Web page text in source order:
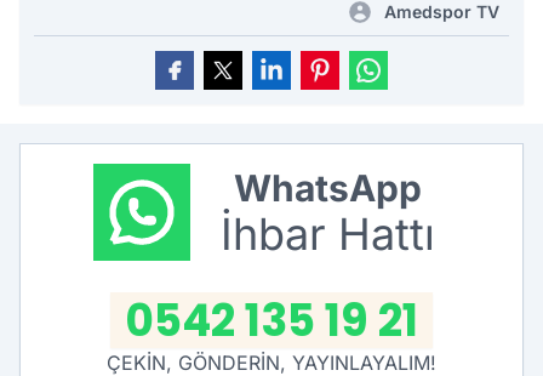
Amedspor TV
WhatsApp
İhbar Hattı
0542 135 19 21
ÇEKİN, GÖNDERİN, YAYINLAYALIM!